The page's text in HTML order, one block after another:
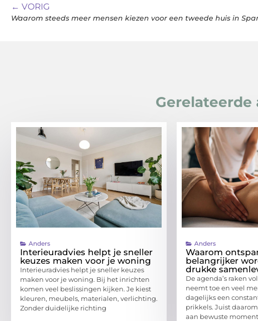
← VORIG
Waarom steeds meer mensen kiezen voor een tweede huis in
Gerelateerde
Anders
Interieuradvies helpt je sneller
keuzes maken voor je woning
Interieuradvies helpt je sneller keuzes
maken voor je woning. Bij het inrichten
komen veel beslissingen kijken. Je kiest
kleuren, meubels, materialen, verlichting.
Zonder duidelijke richting
Anders
Waarom
belangrijker
drukke
De agenda’s raken
neemt toe en veel
dagelijks een
prikkels. Juist
aan bewuste